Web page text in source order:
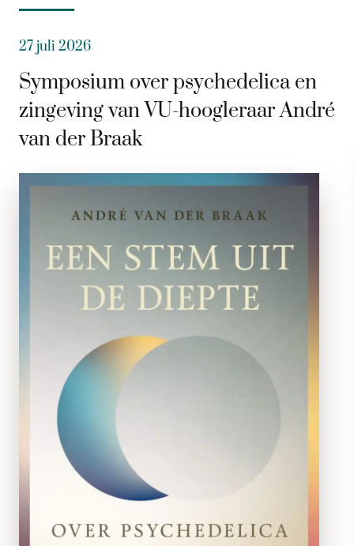
27 juli 2026
Symposium over psychedelica en
zingeving van VU-hoogleraar André
van der Braak